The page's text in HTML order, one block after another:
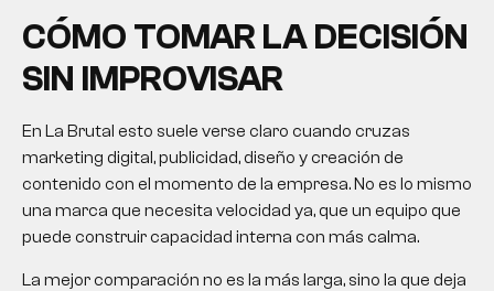
CÓMO TOMAR LA DECISIÓN
SIN IMPROVISAR
En La Brutal esto suele verse claro cuando cruzas
marketing digital, publicidad, diseño y creación de
contenido con el momento de la empresa. No es lo mismo
una marca que necesita velocidad ya, que un equipo que
puede construir capacidad interna con más calma.
La mejor comparación no es la más larga, sino la que deja